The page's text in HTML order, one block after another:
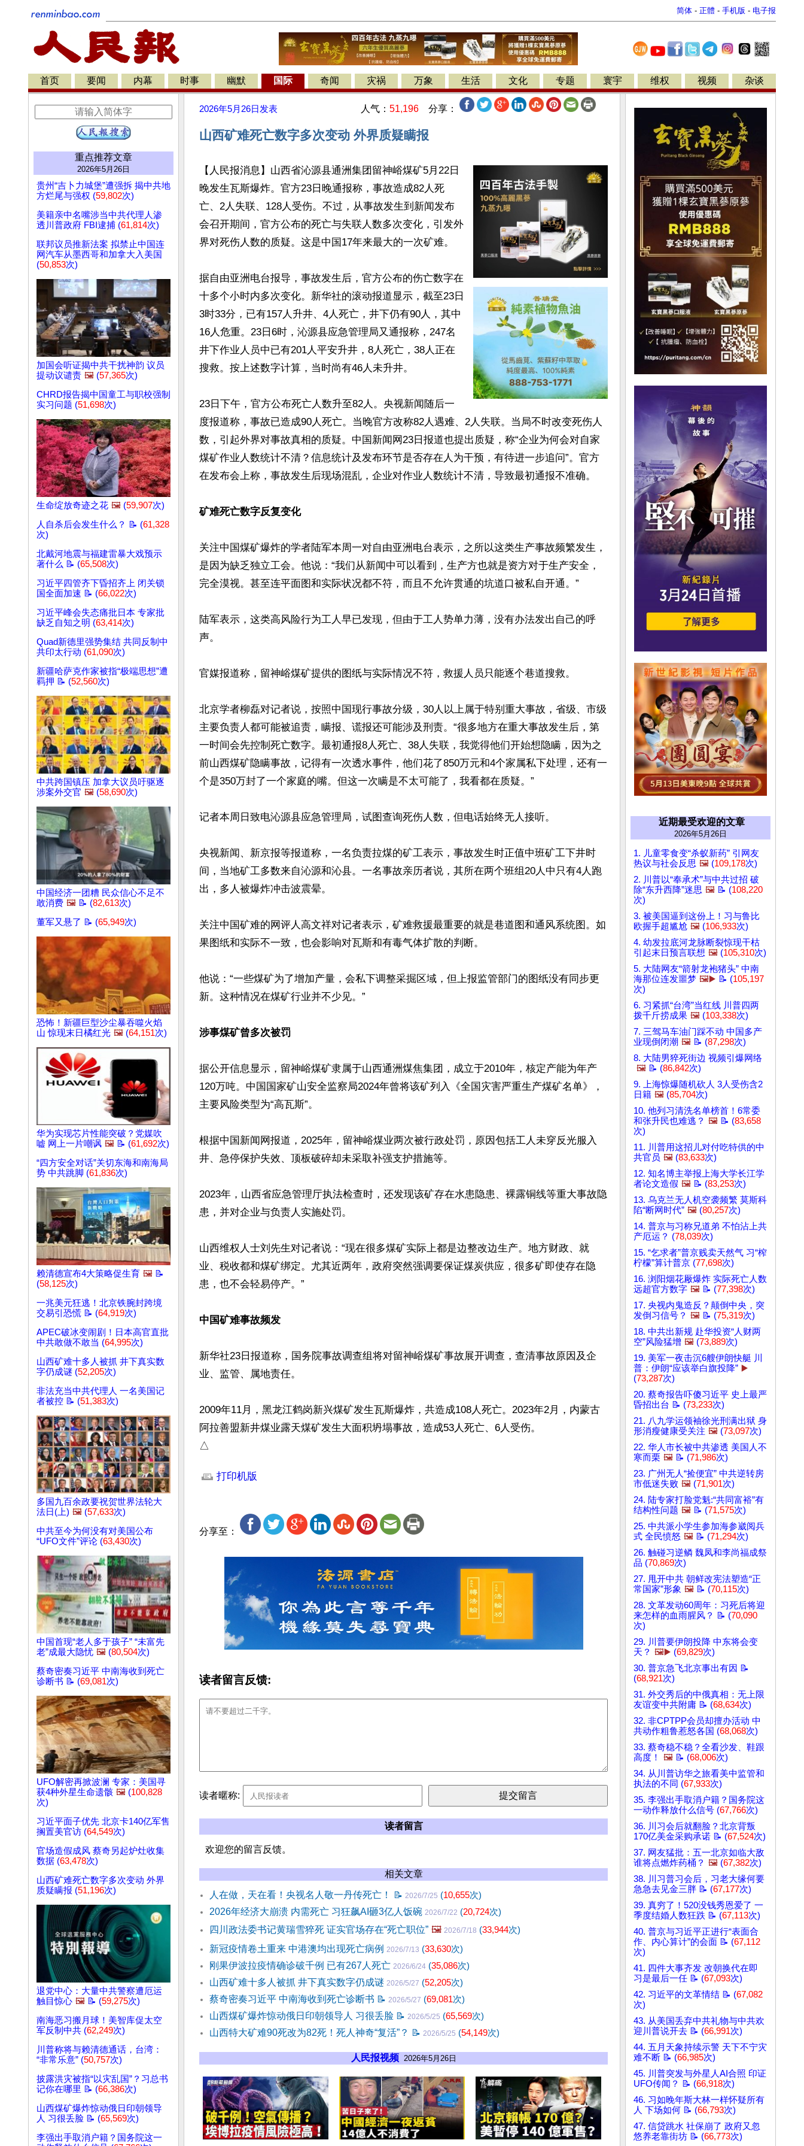
简体 - 正體 - 手机版 - 电子报
首页 要闻 内幕 时事 幽默 国际 奇闻 灾祸 万象 生活 文化 专题 寰宇 维权 视频 杂谈
重点推荐文章
2026年5月26日
贵州“吉卜力城堡”遭强拆 揭中共地
方烂尾与强权 (59,802次)
美籍亲中名嘴涉当中共代理人渗
透川普政府 FBI逮捕 (61,814次)
联邦议员推新法案 拟禁止中国连
网汽车从墨西哥和加拿大入美国
(50,853次)
加国会听证揭中共干扰神韵 议员
提动议谴责 🖼️ (57,365次)
CHRD报告揭中国童工与职校强制
实习问题 (51,698次)
生命绽放奇迹之花 🖼️ (59,907次)
人自杀后会发生什么？ 📝 (61,328
次)
北戴河地震与福建雷暴大戏预示
著什么 📝 (65,508次)
习近平四管齐下昏招齐上 闭关锁
国全面加速 📝 (66,022次)
习近平峰会失态痛批日本 专家批
缺乏自知之明 (63,414次)
Quad新德里强势集结 共同反制中
共印太行动 (61,090次)
新疆哈萨克作家被指“极端思想”遭
羁押 📝 (52,560次)
中共跨国镇压 加拿大议员吁驱逐
涉案外交官 🖼️ (58,690次)
中国经济一团糟 民众信心不足不
敢消费 🖼️ 📝 (82,613次)
董军又悬了 📝 (65,949次)
恐怖！新疆巨型沙尘暴吞噬火焰
山 惊现末日橘红光 🖼️ (64,151次)
华为实现芯片性能突破？党媒吹
嘘 网上一片嘲讽 🖼️ 📝 (61,692次)
“四方安全对话”关切东海和南海局
势 中共跳脚 (61,836次)
赖清德宣布4大策略促生育 🖼️ 📝
(58,125次)
一兆美元狂逃！北京铁腕封跨境
交易引恐慌 📝 (64,919次)
APEC破冰变闹剧！日本高官直批
中共敢做不敢当 (64,995次)
山西矿难十多人被抓 井下真实数
字仍成谜 (52,205次)
非法充当中共代理人 一名美国记
者被控 📝 (51,383次)
多国九百余政要祝贺世界法轮大
法日(上) 🖼️ (57,633次)
中共至今为何没有对美国公布
“UFO文件”评论 (63,430次)
中国首现“老人多于孩子” “未富先
老”成最大隐忧 🖼️ (80,504次)
蔡奇密奏习近平 中南海收到死亡
诊断书 📝 (69,081次)
UFO解密再掀波澜 专家：美国寻
获4种外星生命遗骸 🖼️ (100,828
次)
习近平面子优先 北京卡140亿军售
搁置美官访 (64,549次)
官场造假成风 蔡奇另起炉灶收集
数据 (63,478次)
山西矿难死亡数字多次变动 外界
质疑瞒报 (51,196次)
退党中心：大量中共警察遭厄运
触目惊心 🖼️ 📝 (59,275次)
南海恶习搬月球！美智库促太空
军反制中共 (62,249次)
川普称将与赖清德通话，台湾：
“非常乐意” (50,757次)
披露洪灾被指“以灾乱国”？习总书
记你在哪里 📝 (66,386次)
山西煤矿爆炸惊动俄日印朝领导
人 习很丢脸 📝 (65,569次)
李强出手取消户籍？国务院这一
2026年5月26日 发表 人气： 51,196 分享：
山西矿难死亡数字多次变动 外界质疑瞒报
【人民报消息】山西省沁源县通洲集团留神峪煤矿5月22日
晚发生瓦斯爆炸。官方23日晚通报称，事故造成82人死
亡、2人失联、128人受伤。不过，从事故发生到新闻发布
会召开期间，官方公布的死亡与失联人数多次变化，引发外
界对死伤人数的质疑。这是中国17年来最大的一次矿难。
据自由亚洲电台报导，事故发生后，官方公布的伤亡数字在
十多个小时内多次变化。新华社的滚动报道显示，截至23日
3时33分，已有157人升井、4人死亡，井下仍有90人，其中
16人危重。23日6时，沁源县应急管理局又通报称，247名
井下作业人员中已有201人平安升井，8人死亡，38人正在
搜救。按上述数字计算，当时尚有46人未升井。
23日下午，官方公布死亡人数升至82人。央视新闻随后一
度报道称，事故已造成90人死亡。当晚官方改称82人遇难、2人失联。当局不时改变死伤人
数，引起外界对事故真相的质疑。中国新闻网23日报道也提出质疑，称“企业为何会对自家
煤矿作业人数统计不清？信息统计及发布环节是否存在人为干预，有待进一步追问”。官方
在发布会上称，事故发生后现场混乱，企业对作业人数统计不清，导致最初通报不准确。
矿难死亡数字反复变化
关注中国煤矿爆炸的学者陆军本周一对自由亚洲电台表示，之所以这类生产事故频繁发生，
是因为缺乏独立工会。他说：“我们从新闻中可以看到，生产方也就是资方对于生产安全，
完全漠视。甚至连平面图和实际状况都不符，而且不允许贯通的坑道口被私自开通。”
陆军表示，这类高风险行为工人早已发现，但由于工人势单力薄，没有办法发出自己的呼
声。
官媒报道称，留神峪煤矿提供的图纸与实际情况不符，救援人员只能逐个巷道搜救。
北京学者柳磊对记者说，按照中国现行事故分级，30人以上属于特别重大事故，省级、市级
主要负责人都可能被追责，瞒报、谎报还可能涉及刑责。“很多地方在重大事故发生后，第
一时间会先控制死亡数字。最初通报8人死亡、38人失联，我觉得他们开始想隐瞒，因为之
前山西煤矿隐瞒事故，记得有一次透水事件，他们花了850万元和4个家属私下处理，还有一
个是350万封了一个家庭的嘴。但这一次瞒是不太可能了，我看都在质疑。”
记者本周日致电沁源县应急管理局，试图查询死伤人数，但电话始终无人接听。
央视新闻、新京报等报道称，一名负责拉煤的矿工表示，事故发生时正值中班矿工下井时
间，当地矿工多数来自沁源和沁县。一名事故亲历者说，其所在两个班组20人中只有4人跑
出，多人被爆炸冲击波震晕。
关注中国矿难的网评人高文祥对记者表示，矿难救援最重要的就是巷道图和通风系统图。如
果图纸和实际不一致，也会影响对瓦斯和有毒气体扩散的判断。
他说：“一些煤矿为了增加产量，会私下调整采掘区域，但上报监管部门的图纸没有同步更
新。这种情况在煤矿行业并不少见。”
涉事煤矿曾多次被罚
据公开信息显示，留神峪煤矿隶属于山西通洲煤焦集团，成立于2010年，核定产能为年产
120万吨。中国国家矿山安全监察局2024年曾将该矿列入《全国灾害严重生产煤矿名单》，
主要风险类型为“高瓦斯”。
根据中国新闻网报道，2025年，留神峪煤业两次被行政处罚，原因包括工人未穿反光服入
井、急停保护失效、顶板破碎却未采取补强支护措施等。
2023年，山西省应急管理厅执法检查时，还发现该矿存在水患隐患、裸露铜线等重大事故隐
患，并对企业与负责人实施处罚。
山西维权人士刘先生对记者说：“现在很多煤矿实际上都是边整改边生产。地方财政、就
业、税收都和煤矿绑定。尤其近两年，政府突然强调要保证煤炭供应，很多矿即使存在隐
患，也不会轻易停产。”
中国矿难事故频发
新华社23日报道称，国务院事故调查组将对留神峪煤矿事故展开调查，查清事故原因及企
业、监管、属地责任。
2009年11月，黑龙江鹤岗新兴煤矿发生瓦斯爆炸，共造成108人死亡。2023年2月，内蒙古
阿拉善盟新井煤业露天煤矿发生大面积坍塌事故，造成53人死亡、6人受伤。
△
打印机版
分享至：
读者留言反馈:
读者暱称:
读者留言
欢迎您的留言反馈。
相关文章
人在做，天在看！央视名人敬一丹传死亡！ 📝 2026/7/25 (10,655次)
2026年经济大崩溃 内需死亡 习狂飙AI砸3亿人饭碗 2026/7/22 (20,724次)
四川政法委书记黄瑞雪猝死 证实官场存在“死亡职位” 🖼️ 2026/7/18 (33,944次)
新冠疫情卷土重来 中港澳均出现死亡病例 2026/7/13 (33,630次)
刚果伊波拉疫情确诊破千例 已有267人死亡 2026/6/24 (35,086次)
山西矿难十多人被抓 井下真实数字仍成谜 2026/5/27 (52,205次)
蔡奇密奏习近平 中南海收到死亡诊断书 📝 2026/5/27 (69,081次)
山西煤矿爆炸惊动俄日印朝领导人 习很丢脸 📝 2026/5/25 (65,569次)
山西特大矿难90死改为82死！死人神奇“复活”？ 📝 2026/5/25 (54,149次)
人民报视频 2026年5月26日
近期最受欢迎的文章
2026年5月26日
1. 儿童零食变“杀蚁新药” 引网友
热议与社会反思 🖼️ (109,178次)
2. 川普以“奉承术”与中共过招 破
除“东升西降”迷思 🖼️ 📝 (108,220
次)
3. 被美国逼到这份上！习与鲁比
欧握手超尴尬 🖼️ (106,933次)
4. 幼发拉底河龙脉断裂惊现干枯
引起末日预言联想 🖼️ (105,310次)
5. 大陆网友“箭射龙袍猪头” 中南
海那位连发噩梦 🖼️▶️ 📝 (105,197
次)
6. 习紧抓“台湾”当红线 川普四两
拨千斤捞成果 🖼️ (103,338次)
7. 三驾马车油门踩不动 中国多产
业现倒闭潮 🖼️ 📝 (87,298次)
8. 大陆男猝死街边 视频引爆网络
🖼️ 📝 (86,842次)
9. 上海惊爆随机砍人 3人受伤含2
日籍 🖼️ (85,704次)
10. 他列习清洗名单榜首！6常委
和张升民也难逃？ 🖼️ 📝 (83,658
次)
11. 川普用这招儿对付吃特供的中
共官员 🖼️ (83,633次)
12. 知名博主举报上海大学长江学
者论文造假 🖼️ 📝 (83,253次)
13. 乌克兰无人机空袭频繁 莫斯科
陷“断网时代” 🖼️ (80,257次)
14. 普京与习称兄道弟 不怕沾上共
产厄运？ (78,039次)
15. “乞求者”普京贱卖天然气 习“榨
柠檬”算计普京 (77,698次)
16. 浏阳烟花厰爆炸 实际死亡人数
远超官方数字 🖼️ 📝 (77,398次)
17. 央视内鬼造反？颠倒中央，突
发倒习信号？ 🖼️ 📝 (75,319次)
18. 中共出新规 赴华投资“人财两
空”风险猛增 🖼️ (73,889次)
19. 美军一夜击沉6艘伊朗快艇 川
普：伊朗“应该举白旗投降” ▶️
(73,287次)
20. 蔡奇报告吓傻习近平 史上最严
昏招出台 📝 (73,233次)
21. 八九学运领袖徐光刑满出狱 身
形消瘦健康受关注 🖼️ (73,097次)
22. 华人市长被中共渗透 美国人不
寒而栗 🖼️ 📝 (71,986次)
23. 广州无人“捡便宜” 中共逆转房
市低迷失败 🖼️ (71,901次)
24. 陆专家打脸党魁:“共同富裕”有
结构性问题 🖼️ 📝 (71,575次)
25. 中共派小学生参加海参崴阅兵
式 全民愤怒 🖼️ 📝 (71,294次)
26. 触碰习逆鳞 魏凤和李尚福成祭
品 (70,869次)
27. 甩开中共 朝鲜改宪法塑造“正
常国家”形象 🖼️ 📝 (70,115次)
28. 文革发动60周年：习死后将迎
来怎样的血雨腥风？ 📝 (70,090
次)
29. 川普要伊朗投降 中东将会变
天？ 🖼️▶️ (69,829次)
30. 普京急飞北京事出有因 📝
(68,921次)
31. 外交秀后的中俄真相：无上限
友谊变中共附庸 📝 (68,634次)
32. 非CPTPP会员却擅办活动 中
共动作粗鲁惹怒各国 (68,068次)
33. 蔡奇稳不稳？全看沙发、鞋跟
高度！
🖼️ 📝 (68,006次)
34. 从川普访华之旅看美中监管和
执法的不同 (67,933次)
35. 李强出手取消户籍？国务院这
一动作释放什么信号 (67,766次)
36. 川习会后就翻脸？北京背叛
170亿美金采购承诺 📝 (67,524次)
37. 网友猛批：五一北京如临大敌
谁将点燃炸药桶？ 🖼️ (67,382次)
38. 川习普习会后，习老大缘何要
急急去见金三胖 📝 (67,177次)
39. 真穷了！520没钱秀恩爱了 一
季度结婚人数狂跌 📝 (67,113次)
40. 普京与习近平正进行“表面合
作、内心算计”的会面 📝 (67,112
次)
41. 四件大事齐发 改朝换代在即
习是最后一任 📝 (67,093次)
42. 习近平的文革情结 📝 (67,082
次)
43. 从美国丢弃中共礼物与中共欢
迎川普说开去 📝 (66,991次)
44. 五月天象持续示警 天下不宁灾
难不断 📝 (66,985次)
45. 川普突发与外星人AI合照 印证
UFO传闻？ 📝 (66,918次)
46. 习如晚年斯大林一样怀疑所有
人 下场如何 📝 (66,793次)
47. 信贷跳水 社保崩了 政府又忽
悠养老靠街坊 📝 (66,773次)